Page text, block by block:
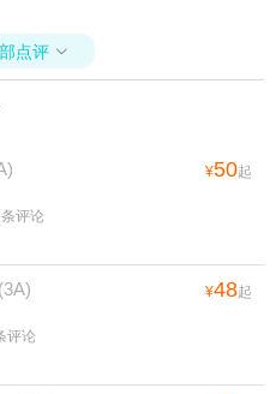
点评 
¥50起
评论
(3A) ¥48起
评论